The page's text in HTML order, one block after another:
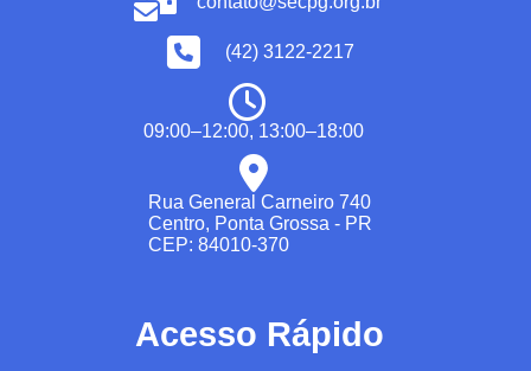
(42) 3122-2217
09:00–12:00, 13:00–18:00
Rua General Carneiro 740
Centro, Ponta Grossa - PR
CEP: 84010-370
Acesso Rápido